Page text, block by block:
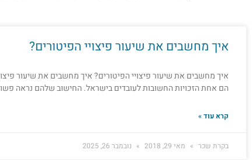
איך מחשבים את שיעור פיצויי הפיטורים?
איך מחשבים את שיעור פיצויי הפיטורים? איך מחשבים את שיעור
הם אחת הזכויות החשובות לעובדים בישראל. החישוב שלהם נראה
קרא עוד »
בקרת שכר מאי 29, 2018 נובמבר 26, 2025